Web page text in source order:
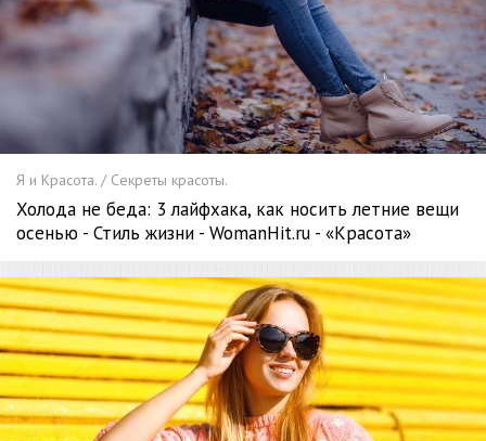
Я и Красота. / Секреты красоты.
Холода не беда: 3 лайфхака, как носить летние вещи
осенью - Стиль жизни - WomanHit.ru - «Красота»